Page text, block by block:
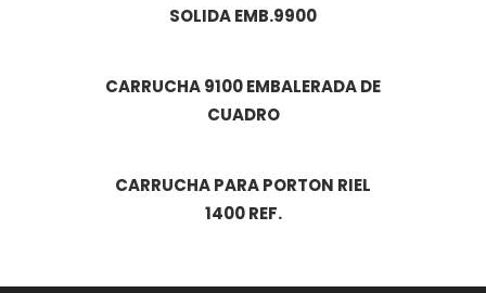
SOLIDA EMB.9900
CARRUCHA 9100 EMBALERADA DE
CUADRO
CARRUCHA PARA PORTON RIEL
1400 REF.